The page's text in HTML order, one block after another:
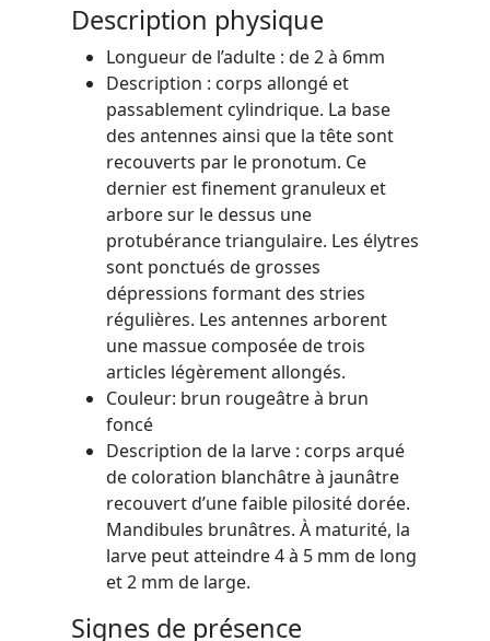
Description physique
Longueur de l’adulte : de 2 à 6mm
Description : corps allongé et
passablement cylindrique. La base
des antennes ainsi que la tête sont
recouverts par le pronotum. Ce
dernier est finement granuleux et
arbore sur le dessus une
protubérance triangulaire. Les élytres
sont ponctués de grosses
dépressions formant des stries
régulières. Les antennes arborent
une massue composée de trois
articles légèrement allongés.
Couleur: brun rougeâtre à brun
foncé
Description de la larve : corps arqué
de coloration blanchâtre à jaunâtre
recouvert d’une faible pilosité dorée.
Mandibules brunâtres. À maturité, la
larve peut atteindre 4 à 5 mm de long
et 2 mm de large.
Signes de présence